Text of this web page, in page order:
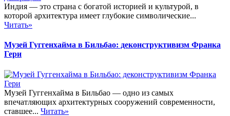
Индия — это страна с богатой историей и культурой, в
которой архитектура имеет глубокие символические...
Читать»
Музей Гуггенхайма в Бильбао: деконструктивизм Франка
Гери
Музей Гуггенхайма в Бильбао — одно из самых
впечатляющих архитектурных сооружений современности,
ставшее... Читать»